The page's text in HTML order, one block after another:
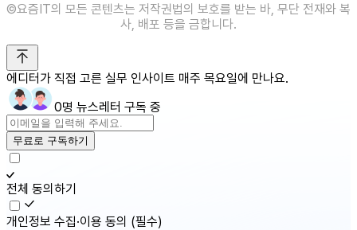
©️요즘IT의 모든 콘텐츠는 저작권법의 보호를 받는 바, 무단 전재와 복
사, 배포 등을 금합니다.
에디터가 직접 고른 실무 인사이트 매주 목요일에 만나요.
0명 뉴스레터 구독 중
무료로 구독하기
전체 동의하기
개인정보 수집·이용 동의 (필수)